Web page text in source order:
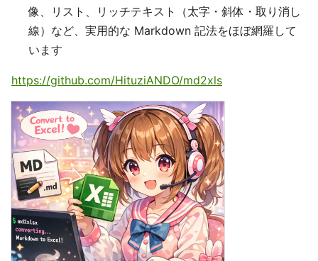
像、リスト、リッチテキスト（太字・斜体・取り消し
線）など、実用的な Markdown 記法をほぼ網羅して
います
https://github.com/HituziANDO/md2xls